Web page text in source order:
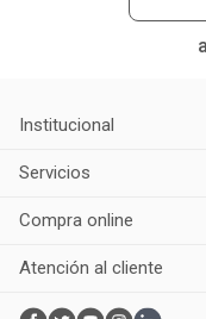
Institucional
Servicios
Compra online
Atención al cliente